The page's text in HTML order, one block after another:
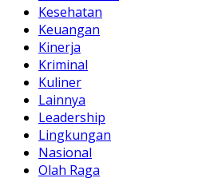
Kesehatan
Keuangan
Kinerja
Kriminal
Kuliner
Lainnya
Leadership
Lingkungan
Nasional
Olah Raga